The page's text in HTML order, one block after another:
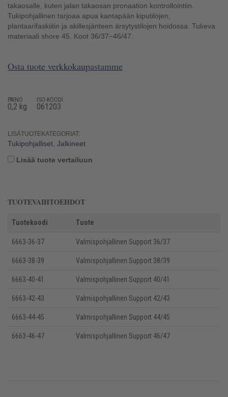
takaosalle, kuten jalan takaosan pronaation kontrollointiin.
Tukipohjallinen tarjoaa apua kantapään kiputilojen,
plantaarifaskiitin ja akillesjänteen ärsytystilojen hoidossa. Tukeva
materiaali shore 45. Koot 36/37−46/47.
Osta tuote verkkokaupastamme
PAINO
0,2 kg
ISO-KOODI
061203
LISÄTUOTEKATEGORIAT:
Tukipohjalliset Jalkineet
Lisää tuote vertailuun
TUOTEVAIHTOEHDOT
Tuotekoodi Tuote
6663-36-37 Valmispohjallinen Support 36/37
6663-38-39 Valmispohjallinen Support 38/39
6663-40-41 Valmispohjallinen Support 40/41
6663-42-43 Valmispohjallinen Support 42/43
6663-44-45 Valmispohjallinen Support 44/45
6663-46-47 Valmispohjallinen Support 46/47